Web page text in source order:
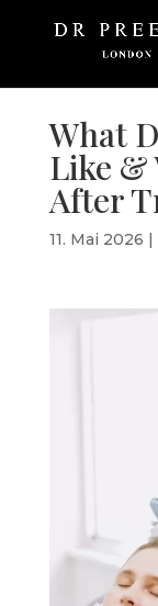
What
Like &
After
11. Mai 2026 |